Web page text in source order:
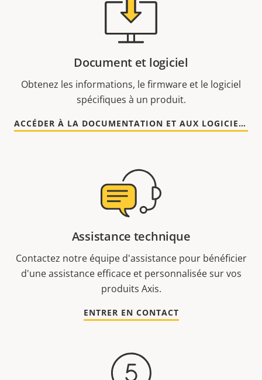
Document et logiciel
Obtenez les informations, le firmware et le logiciel
spécifiques à un produit.
ACCÉDER À LA DOCUMENTATION ET AUX LOGICIELS
Assistance technique
Contactez notre équipe d'assistance pour bénéficier
d'une assistance efficace et personnalisée sur vos
produits Axis.
ENTRER EN CONTACT